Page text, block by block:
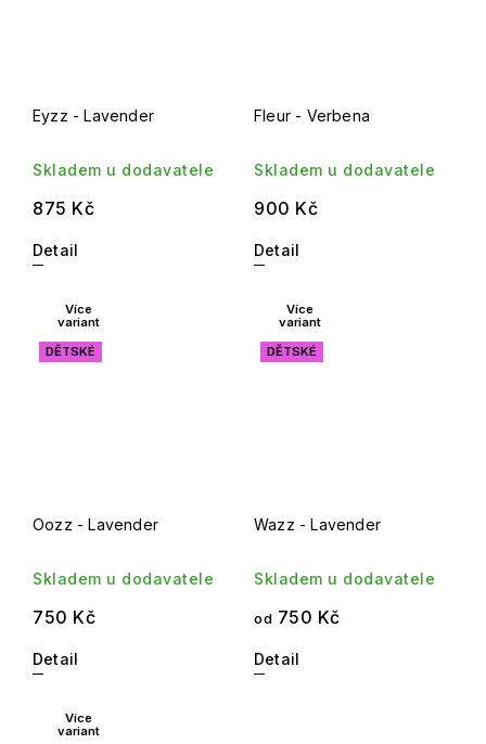
Eyzz - Lavender
Skladem u dodavatele
875 Kč
Detail
Fleur - Verbena
Skladem u dodavatele
900 Kč
Detail
Více
variant
DĚTSKÉ
Oozz - Lavender
Skladem u dodavatele
750 Kč
Detail
Více
variant
DĚTSKÉ
Wazz - Lavender
Skladem u dodavatele
od 750 Kč
Detail
Více
variant